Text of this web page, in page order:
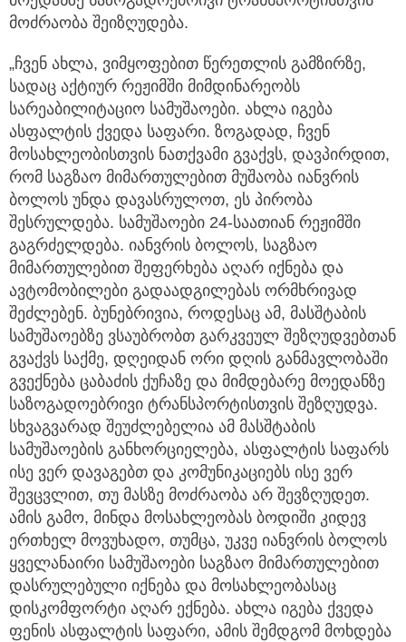
მოძრაობა შეიზღუდება.
„ჩვენ ახლა, ვიმყოფებით წერეთლის გამზირზე,
სადაც აქტიურ რეჟიმში მიმდინარეობს
სარეაბილიტაციო სამუშაოები. ახლა იგება
ასფალტის ქვედა საფარი. ზოგადად, ჩვენ
მოსახლეობისთვის ნათქვამი გვაქვს, დავპირდით,
რომ საგზაო მიმართულებით მუშაობა იანვრის
ბოლოს უნდა დავასრულოთ, ეს პირობა
შესრულდება. სამუშაოები 24-საათიან რეჟიმში
გაგრძელდება. იანვრის ბოლოს, საგზაო
მიმართულებით შეფერხება აღარ იქნება და
ავტომობილები გადაადგილებას ორმხრივად
შეძლებენ. ბუნებრივია, როდესაც ამ, მასშტაბის
სამუშაოებზე ვსაუბრობთ გარკვეულ შეზღუდვებთან
გვაქვს საქმე, დღეიდან ორი დღის განმავლობაში
გვექნება ცაბაძის ქუჩაზე და მიმდებარე მოედანზე
საზოგადოებრივი ტრანსპორტისთვის შეზღუდვა.
სხვაგვარად შეუძლებელია ამ მასშტაბის
სამუშაოების განხორციელება, ასფალტის საფარს
ისე ვერ დავაგებთ და კომუნიკაციებს ისე ვერ
შევცვლით, თუ მასზე მოძრაობა არ შევზღუდეთ.
ამის გამო, მინდა მოსახლეობას ბოდიში კიდევ
ერთხელ მოვუხადო, თუმცა, უკვე იანვრის ბოლოს
ყველანაირი სამუშაოები საგზაო მიმართულებით
დასრულებული იქნება და მოსახლეობასაც
დისკომფორტი აღარ ექნება. ახლა იგება ქვედა
ფენის ასფალტის საფარი, ამის შემდგომ მოხდება